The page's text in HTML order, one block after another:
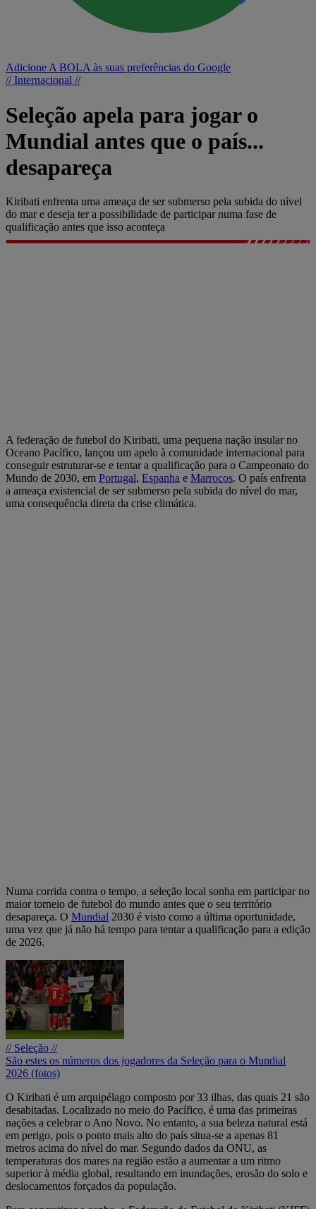
Adicione A BOLA às suas preferências do Google
// Internacional //
Seleção apela para jogar o
Mundial antes que o país...
desapareça
Kiribati enfrenta uma ameaça de ser submerso pela subida do nível
do mar e deseja ter a possibilidade de participar numa fase de
qualificação antes que isso aconteça
A federação de futebol do Kiribati, uma pequena nação insular no
Oceano Pacífico, lançou um apelo à comunidade internacional para
conseguir estruturar-se e tentar a qualificação para o Campeonato do
Mundo de 2030, em Portugal, Espanha e Marrocos. O país enfrenta
a ameaça existencial de ser submerso pela subida do nível do mar,
uma consequência direta da crise climática.
Numa corrida contra o tempo, a seleção local sonha em participar no
maior torneio de futebol do mundo antes que o seu território
desapareça. O Mundial 2030 é visto como a última oportunidade,
uma vez que já não há tempo para tentar a qualificação para a edição
de 2026.
// Seleção //
São estes os números dos jogadores da Seleção para o Mundial
2026 (fotos)
O Kiribati é um arquipélago composto por 33 ilhas, das quais 21 são
desabitadas. Localizado no meio do Pacífico, é uma das primeiras
nações a celebrar o Ano Novo. No entanto, a sua beleza natural está
em perigo, pois o ponto mais alto do país situa-se a apenas 81
metros acima do nível do mar. Segundo dados da ONU, as
temperaturas dos mares na região estão a aumentar a um ritmo
superior à média global, resultando em inundações, erosão do solo e
deslocamentos forçados da população.